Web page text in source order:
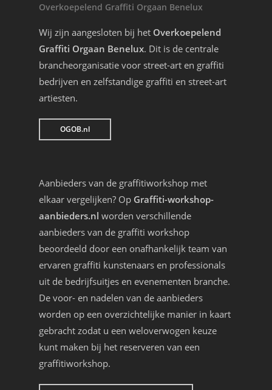
Overkoepelend Graffiti Orgaan Benelux
Wij zijn aangesloten bij het Overkoepelend
Graffiti Orgaan Benelux. Dit is de centrale
brancheorganisatie voor street-art en graffiti
bedrijven en zelfstandige graffiti en street-art
artiesten.
OGOB.nl
Aanbieders van de graffitiworkshop met
elkaar vergelijken? Op Graffiti-workshop-
aanbieders.nl worden verschillende
aanbieders van de graffiti workshop
beoordeeld door een onafhankelijk team van
ervaren graffiti kunstenaars en professionals
uit de bedrijfsuitjes en evenementen branche.
De voor- en nadelen van de aanbieders
worden op een overzichtelijke manier in kaart
gebracht zodat u een weloverwogen keuze
kunt maken bij het reserveren van een
graffitiworkshop.